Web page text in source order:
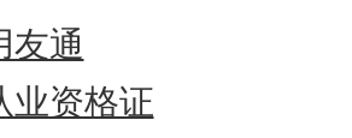
友通
业资格证